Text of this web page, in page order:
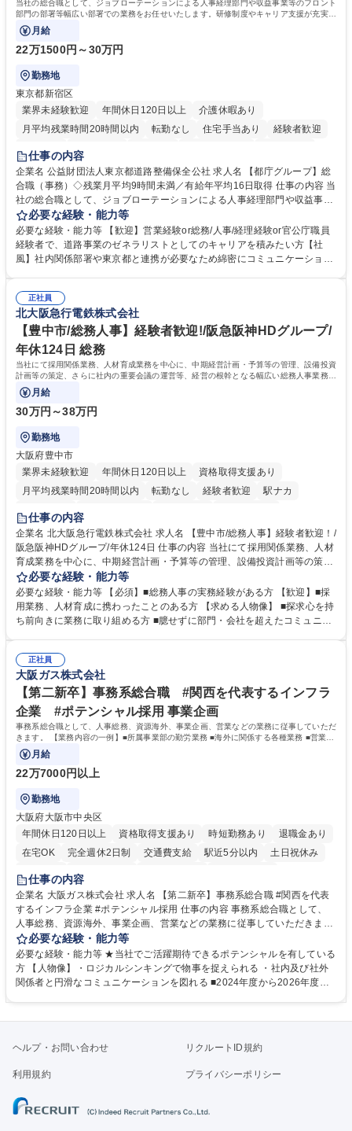
当社の総合職として、ジョブローテーションによる人事経理部門や収益事業等のフロント
部門の部署等幅広い部署での業務をお任せいたします。研修制度やキャリア支援が充実し
ております！ ※下記業務詳細
月給
22万1500円～30万円
勤務地
東京都新宿区
業界未経験歓迎
年間休日120日以上
介護休暇あり
月平均残業時間20時間以内
転勤なし 住宅手当あり
経験者歓迎
研修あり
退職金あり
駅近5分以内
資格取得手当あり 食事補助あり
仕事の内容
企業名 公益財団法人東京都道路整備保全公社 求人名 【都庁グループ】総
合職（事務）◇残業月平均9時間未満／有給年平均16日取得 仕事の内容 当
社の総合職として、ジョブローテーションによる人事経理部門や収益事業
等のフロント部門の部署等幅広い部署での業務をお任せいたします。研修
制度やキャリア支援が充実しております！ ※下記業務詳細 【業務詳細】■
管理部門：広報、人事、経理など当公社の運営に係る管理業務 ■収益部
門：駐車場の新規開拓、管理運営、新宿駅西口広場の「イベントコーナ
道路施設や道路工事現場の見学ツアー事業 ※入社後は上記いずれかの部門
へ配属。※業務内容変更の範囲：会社の定める業務 募集職種 【都庁グル
ープ】総合職（事務）◇残業月平均9時間未満／有給年平均16日取得
必要な経験・能力等
必要な経験・能力等 【歓迎】営業経験or総務/人事/経理経験or官公庁職員
経験者で、道路事業のゼネラリストとしてのキャリアを積みたい方【社
風】社内関係部署や東京都と連携が必要なため綿密にコミュニケーション
部門など多岐に渡る業務を経験できます。 ■様々なプロジェクト：駐車場
事業の他、新宿駅西口広場内に設置された照明を兼ねた広告「ブライトサ
イン」の管理運営を行うなど、事業収益を生み出す活動を積極的に行って
います。 学歴・資格 学歴：大学院 大学 高専 短大 専修学校 高校 語学力：
資格：
正社員
北大阪急行電鉄株式会社
【豊中市/総務人事】経験者歓迎!/阪急阪神HDグループ/
年休124日 総務
当社にて採用関係業務、人材育成業務を中心に、中期経営計画・予算等の管理、設備投資
計画等の策定、さらに社内の重要会議の運営等、経営の根幹となる幅広い総務人事業務全
般を担当していただきます。
月給
30万円～38万円
勤務地
大阪府豊中市
業界未経験歓迎
年間休日120日以上
資格取得支援あり
月平均残業時間20時間以内
転勤なし 経験者歓迎
駅ナカ
退職金あり
土日祝休み
服装自由 昼食補助あり 食事補助あり
仕事の内容
企業名 北大阪急行電鉄株式会社 求人名 【豊中市/総務人事】経験者歓迎！/
阪急阪神HDグループ/年休124日 仕事の内容 当社にて採用関係業務、人材
育成業務を中心に、中期経営計画・予算等の管理、設備投資計画等の策
定、さらに社内の重要会議の運営等、経営の根幹となる幅広い総務人事業
務全般を担当していただきます。 【主な業務内容】 ■採用関係業務および
人材育成(社員研修)業務の推進 ■中期経営計画および予算等の管理 ■設備
投資計画等の策定 ■社内の重要会議の運営 ■その他総務人事業務全般 【入
務人事】経験者歓迎！/阪急阪神HDグループ/年休124日
必要な経験・能力等
必要な経験・能力等 【必須】■総務人事の実務経験がある方 【歓迎】■採
用業務、人材育成に携わったことのある方 【求める人物像】 ■探求心を持
ち前向きに業務に取り組める方 ■臆せずに部門・会社を超えたコミュニケ
囲のメンバーと協調しつつ主体性を持って能動的に業務を推進できる方 学
歴・資格 学歴：大学院 大学 高専 短大 専修学校 高校 語学力： 資格：
正社員
大阪ガス株式会社
【第二新卒】事務系総合職 #関西を代表するインフラ
企業 #ポテンシャル採用 事業企画
事務系総合職として、人事総務、資源海外、事業企画、営業などの業務に従事していただ
きます。 【業務内容の一例】■所属事業部の勤労業務 ■海外に関係する各種業務 ■営業部
門の企画スタッフ、ルート営業
月給
22万7000円以上
勤務地
大阪府大阪市中央区
年間休日120日以上
資格取得支援あり 時短勤務あり
退職金あり
在宅OK
完全週休2日制 交通費支給 駅近5分以内
土日祝休み
服装自由
第二新卒歓迎
仕事の内容
企業名 大阪ガス株式会社 求人名 【第二新卒】事務系総合職 #関西を代表
するインフラ企業 #ポテンシャル採用 仕事の内容 事務系総合職として、
人事総務、資源海外、事業企画、営業などの業務に従事していただきま
す。 【業務内容の一例】■所属事業部の勤労業務 ■海外に関係する各種業
務 ■営業部門の企画スタッフ、ルート営業 【キャリアパス】入社後の配属
ポジションで一定期間ご活躍頂いた後、本人の適性及び将来のキャリアを
鑑みてジョブローテーションを行います。 【育成】OJTでの現場育成や研
表するインフラ企業 #ポテンシャル採用
必要な経験・能力等
必要な経験・能力等 ★当社でご活躍期待できるポテンシャルを有している
方 【人物像】・ロジカルシンキングで物事を捉えられる ・社内及び社外
関係者と円滑なコミュニケーションを図れる ■2024年度から2026年度ま
「未来の日常」の創造に向けて持続可能な社会の実現に貢献してまいりま
す。 学歴・資格 学歴：大学院 大学 語学力： 資格：
ヘルプ・お問い合わせ リクルートID規約
利用規約 プライバシーポリシー